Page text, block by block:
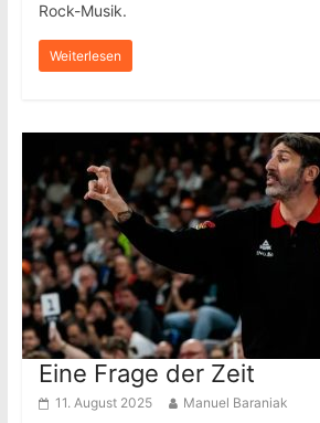
Rock-Musik.
Weiterlesen
Eine Frage der Zeit
11. August 2025 Manuel Baraniak